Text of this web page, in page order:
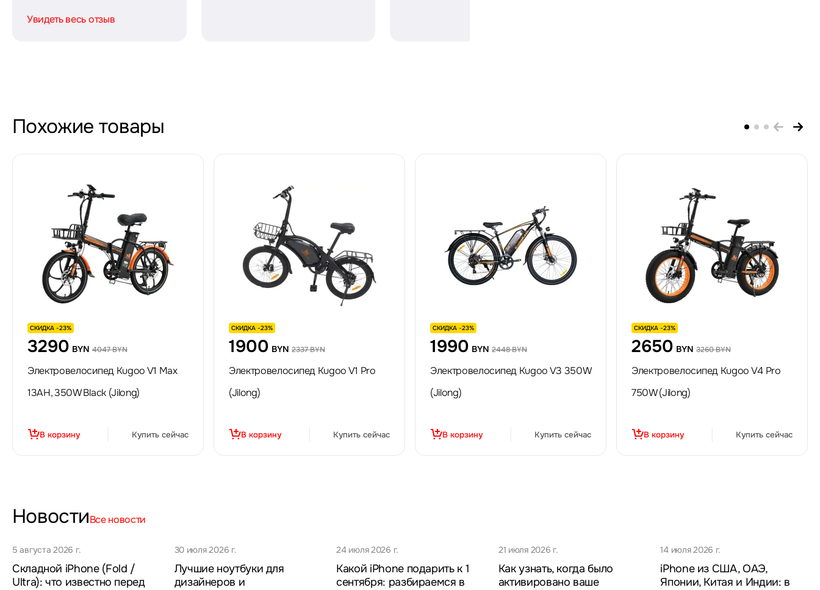
Увидеть весь отзыв
Похожие товары
СКИДКА -23%
3290 BYN 4047 BYN
Электровелосипед Kugoo V1 Max
13AH, 350W Black (Jilong)
В корзину Купить сейчас
СКИДКА -23%
1900 BYN 2337 BYN
Электровелосипед Kugoo V1 Pro
(Jilong)
В корзину Купить сейчас
СКИДКА -23%
1990 BYN 2448 BYN
Электровелосипед Kugoo V3 350W
(Jilong)
В корзину Купить сейчас
СКИДКА -23%
2650 BYN 3260 BYN
Электровелосипед Kugoo V4 Pro
750W (Jilong)
В корзину Купить сейчас
НовостиВсе новости
5 августа 2026 г.
Складной iPhone (Fold /
Ultra): что известно перед
30 июля 2026 г.
Лучшие ноутбуки для
дизайнеров и
24 июля 2026 г.
Какой iPhone подарить к 1
сентября: разбираемся в
21 июля 2026 г.
Как узнать, когда было
активировано ваше
14 июля 2026 г.
iPhone из США, ОАЭ,
Японии, Китая и Индии: в